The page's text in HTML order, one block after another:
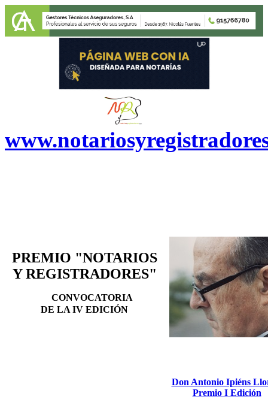
PREMIO "NOTARIOS
Y REGISTRADORES"
CONVOCATORIA
DE LA IV EDICIÓN
Don Antonio Ipiéns
Premio I Edición